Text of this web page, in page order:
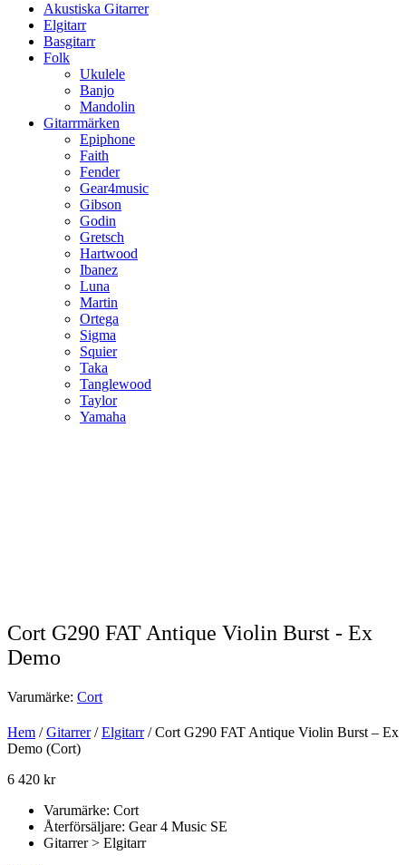
Akustiska Gitarrer
Elgitarr
Basgitarr
Folk
Ukulele
Banjo
Mandolin
Gitarrmärken
Epiphone
Faith
Fender
Gear4music
Gibson
Godin
Gretsch
Hartwood
Ibanez
Luna
Martin
Ortega
Sigma
Squier
Taka
Tanglewood
Taylor
Yamaha
Cort G290 FAT Antique Violin Burst - Ex
Demo
Varumärke: Cort
Hem /Gitarrer/Elgitarr/ Cort G290 FAT Antique Violin Burst – Ex
Demo (Cort)
6 420 kr
Varumärke: Cort
Återförsäljare: Gear 4 Music SE
Gitarrer > Elgitarr